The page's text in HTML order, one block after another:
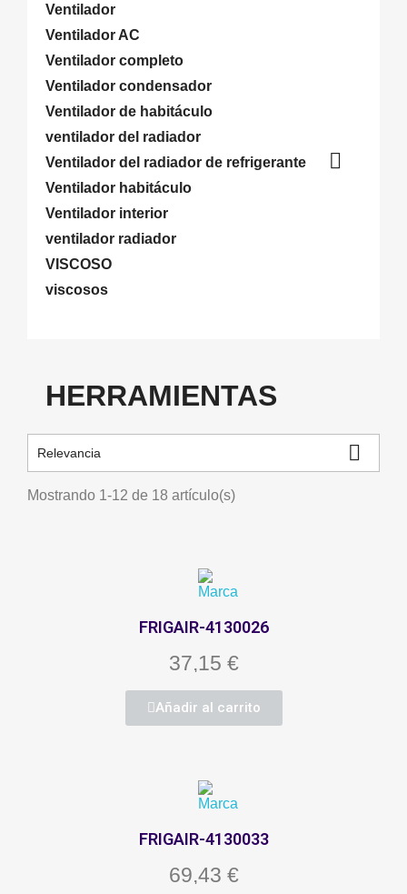
Ventilador
Ventilador AC
Ventilador completo
Ventilador condensador
Ventilador de habitáculo
ventilador del radiador
Ventilador del radiador de refrigerante

Ventilador habitáculo
Ventilador interior
ventilador radiador
VISCOSO
viscosos
HERRAMIENTAS
Relevancia 
Mostrando 1-12 de 18 artículo(s)
FRIGAIR-4130026
37,15 €
Añadir al carrito
FRIGAIR-4130033
69,43 €